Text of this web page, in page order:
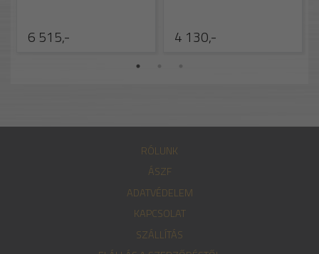
6 515,- 4 130,-
RÓLUNK
ÁSZF
ADATVÉDELEM
KAPCSOLAT
SZÁLLÍTÁS